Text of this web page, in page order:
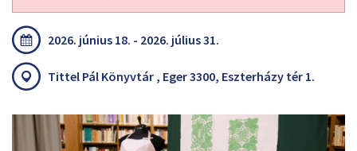
2026. június 18. - 2026. július 31.
Tittel Pál Könyvtár , Eger 3300, Eszterházy tér 1.